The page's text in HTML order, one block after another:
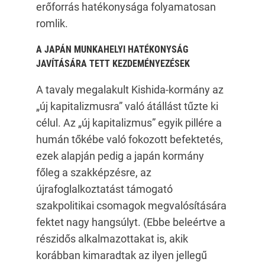
erőforrás hatékonysága folyamatosan
romlik.
A JAPÁN MUNKAHELYI HATÉKONYSÁG
JAVÍTÁSÁRA TETT KEZDEMÉNYEZÉSEK
A tavaly megalakult Kishida-kormány az
„új kapitalizmusra” való átállást tűzte ki
célul. Az „új kapitalizmus” egyik pillére a
humán tőkébe való fokozott befektetés,
ezek alapján pedig a japán kormány
főleg a szakképzésre, az
újrafoglalkoztatást támogató
szakpolitikai csomagok megvalósítására
fektet nagy hangsúlyt. (Ebbe beleértve a
részidős alkalmazottakat is, akik
korábban kimaradtak az ilyen jellegű